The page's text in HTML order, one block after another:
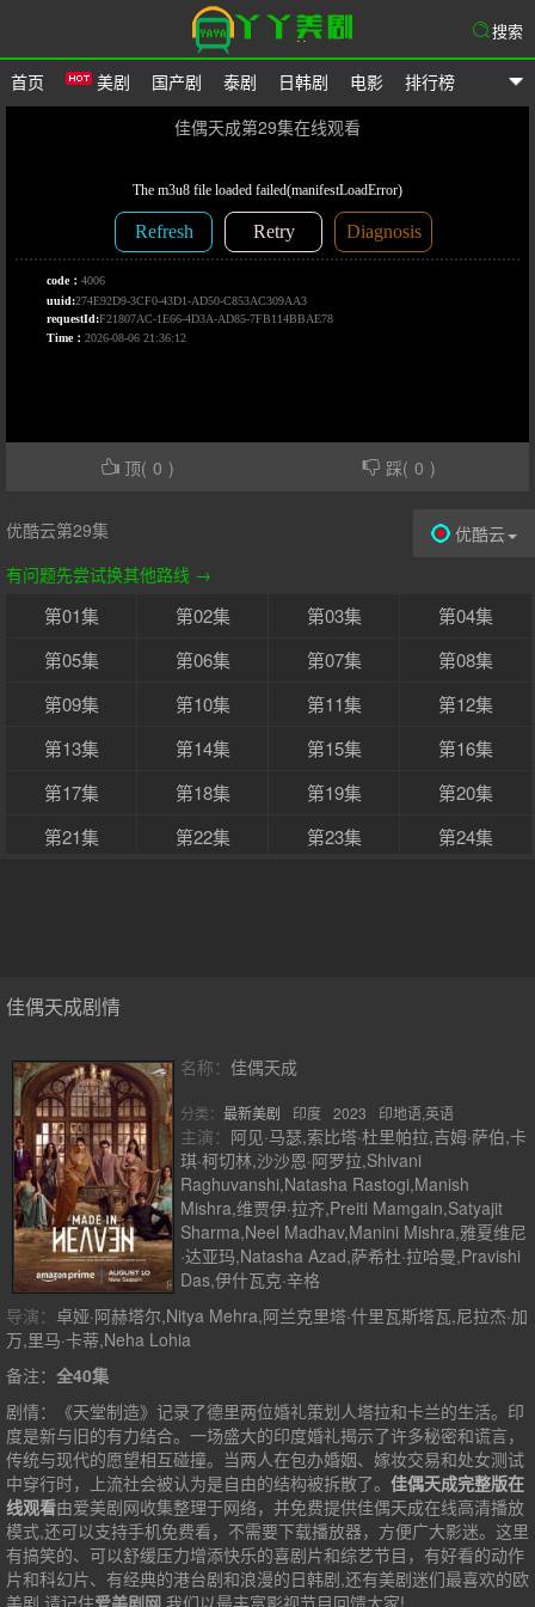
爱美剧网
首页 美剧 国产剧 泰剧 日韩剧 电影 排行榜
搜索
佳偶天成第29集在线观看
顶( 0 ) 踩( 0 )
优酷云
优酷云第29集
有问题先尝试换其他路线 →
第01集 第02集 第03集
第04集
第05集
第06集 第07集
第08集
第09集
第10集 第11集
第12集
第13集
第14集 第15集
第16集
第17集
第18集 第19集
第20集
第21集
第22集 第23集
第24集
第37集
佳偶天成剧情
名称： 佳偶天成
分类： 最新美剧 印度 2023 印地语,英语
主演： 阿见·马瑟,索比塔·杜里帕拉,吉姆·萨伯,卡
琪·柯切林,沙沙恩·阿罗拉,Shivani
Raghuvanshi,Natasha Rastogi,Manish
Mishra,维贾伊·拉齐,Preiti Mamgain,Satyajit
Sharma,Neel Madhav,Manini Mishra,雅夏维尼
·达亚玛,Natasha Azad,萨希杜·拉哈曼,Pravishi
Das,伊什瓦克·辛格
导演： 卓娅·阿赫塔尔,Nitya Mehra,阿兰克里塔·什里瓦斯塔瓦,尼拉杰·加
万,里马·卡蒂,Neha Lohia
备注： 全40集
剧情：
《天堂制造》记录了德里两位婚礼策划人塔拉和卡兰的生活。印
度是新与旧的有力结合。一场盛大的印度婚礼揭示了许多秘密和谎言，
传统与现代的愿望相互碰撞。当两人在包办婚姻、嫁妆交易和处女测试
中穿行时，上流社会被认为是自由的结构被拆散了。 佳偶天成完整版在
线观看由爱美剧网收集整理于网络，并免费提供佳偶天成在线高清播放
模式,还可以支持手机免费看，不需要下载播放器，方便广大影迷。这里
有搞笑的、可以舒缓压力增添快乐的喜剧片和综艺节目，有好看的动作
片和科幻片、有经典的港台剧和浪漫的日韩剧,还有美剧迷们最喜欢的欧
美剧,请记住爱美剧网 ,我们以最丰富影视节目回馈大家!